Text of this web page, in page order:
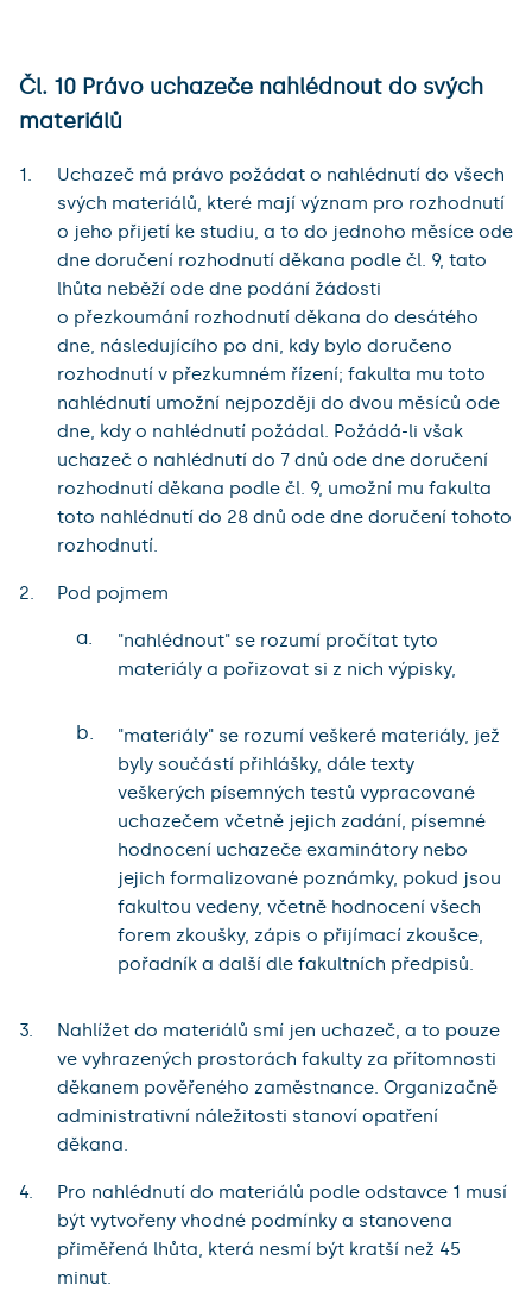
Čl. 10 Právo uchazeče nahlédnout do svých
materiálů
Uchazeč má právo požádat o nahlédnutí do všech
svých materiálů, které mají význam pro rozhodnutí
o jeho přijetí ke studiu, a to do jednoho měsíce ode
dne doručení rozhodnutí děkana podle čl. 9, tato
lhůta neběží ode dne podání žádosti
o přezkoumání rozhodnutí děkana do desátého
dne, následujícího po dni, kdy bylo doručeno
rozhodnutí v přezkumném řízení; fakulta mu toto
nahlédnutí umožní nejpozději do dvou měsíců ode
dne, kdy o nahlédnutí požádal. Požádá-li však
uchazeč o nahlédnutí do 7 dnů ode dne doručení
rozhodnutí děkana podle čl. 9, umožní mu fakulta
toto nahlédnutí do 28 dnů ode dne doručení tohoto
rozhodnutí.
Pod pojmem
a.
"nahlédnout" se rozumí pročítat tyto
materiály a pořizovat si z nich výpisky,
b.
"materiály" se rozumí veškeré materiály, jež
byly součástí přihlášky, dále texty
veškerých písemných testů vypracované
uchazečem včetně jejich zadání, písemné
hodnocení uchazeče examinátory nebo
jejich formalizované poznámky, pokud jsou
fakultou vedeny, včetně hodnocení všech
forem zkoušky, zápis o přijímací zkoušce,
pořadník a další dle fakultních předpisů.
Nahlížet do materiálů smí jen uchazeč, a to pouze
ve vyhrazených prostorách fakulty za přítomnosti
děkanem pověřeného zaměstnance. Organizačně
administrativní náležitosti stanoví opatření
děkana.
Pro nahlédnutí do materiálů podle odstavce 1 musí
být vytvořeny vhodné podmínky a stanovena
přiměřená lhůta, která nesmí být kratší než 45
minut.